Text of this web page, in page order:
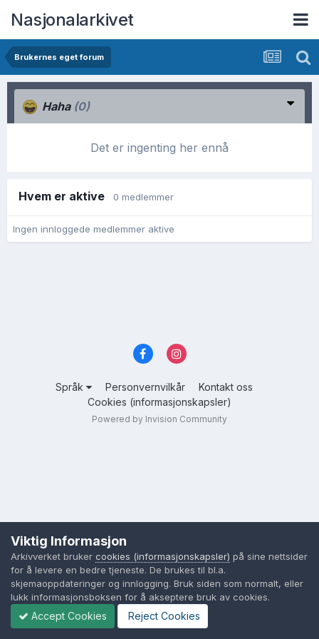
Nasjonalarkivet
Brukernes eget forum
Haha (0)
Det er ingenting her ennå
Hvem er aktive 0 medlemmer
Ingen innloggede medlemmer aktive
Språk Personvernvilkår
Kontakt oss
Cookies (informasjonskapsler)
Powered by Invision Community
Viktig Informasjon
Arkivverket bruker cookies (informasjonskapsler) på sine nettsider
for å levere en bedre tjeneste. De brukes til bl.a.
skjemaoppdateringer og innlogging. Bruk siden som normalt, eller
lukk informasjonsboksen for å akseptere bruk av cookies.
Accept Cookies Reject Cookies